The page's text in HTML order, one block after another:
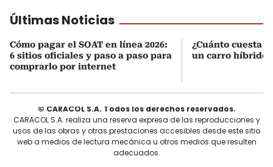
Últimas Noticias
Cómo pagar el SOAT en línea 2026:
6 sitios oficiales y paso a paso para
comprarlo por internet
¿Cuánto cuesta
un carro híbrido
© CARACOL S.A. Todos los derechos reservados.
CARACOL S.A. realiza una reserva expresa de las reproducciones y
usos de las obras y otras prestaciones accesibles desde este sitio
web a medios de lectura mecánica u otros medios que resulten
adecuados.